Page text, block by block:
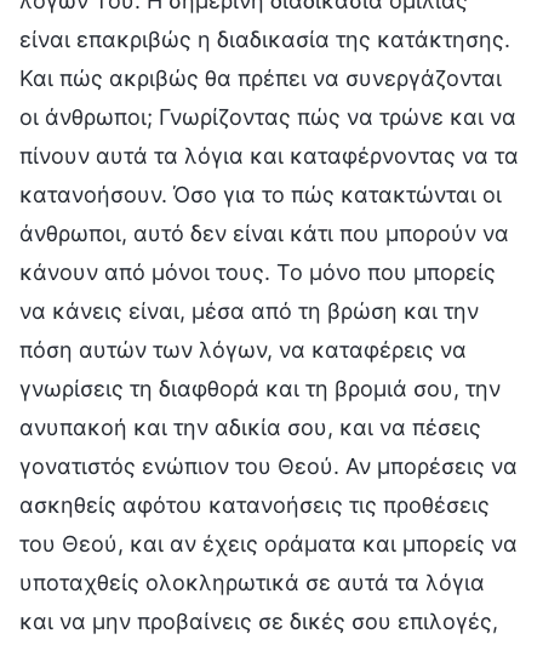
είναι επακριβώς η διαδικασία της κατάκτησης.
Και πώς ακριβώς θα πρέπει να συνεργάζονται
οι άνθρωποι; Γνωρίζοντας πώς να τρώνε και να
πίνουν αυτά τα λόγια και καταφέρνοντας να τα
κατανοήσουν. Όσο για το πώς κατακτώνται οι
άνθρωποι, αυτό δεν είναι κάτι που μπορούν να
κάνουν από μόνοι τους. Το μόνο που μπορείς
να κάνεις είναι, μέσα από τη βρώση και την
πόση αυτών των λόγων, να καταφέρεις να
γνωρίσεις τη διαφθορά και τη βρομιά σου, την
ανυπακοή και την αδικία σου, και να πέσεις
γονατιστός ενώπιον του Θεού. Αν μπορέσεις να
ασκηθείς αφότου κατανοήσεις τις προθέσεις
του Θεού, και αν έχεις οράματα και μπορείς να
υποταχθείς ολοκληρωτικά σε αυτά τα λόγια
και να μην προβαίνεις σε δικές σου επιλογές,